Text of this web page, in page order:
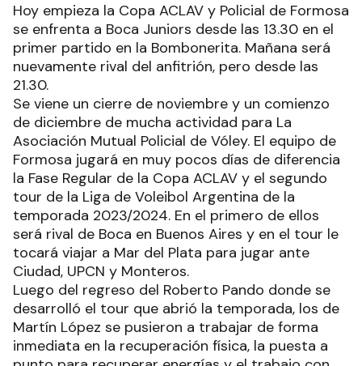
Hoy empieza la Copa ACLAV y Policial de Formosa
se enfrenta a Boca Juniors desde las 13.30 en el
primer partido en la Bombonerita. Mañana será
nuevamente rival del anfitrión, pero desde las
21.30.
Se viene un cierre de noviembre y un comienzo
de diciembre de mucha actividad para La
Asociación Mutual Policial de Vóley. El equipo de
Formosa jugará en muy pocos días de diferencia
la Fase Regular de la Copa ACLAV y el segundo
tour de la Liga de Voleibol Argentina de la
temporada 2023/2024. En el primero de ellos
será rival de Boca en Buenos Aires y en el tour le
tocará viajar a Mar del Plata para jugar ante
Ciudad, UPCN y Monteros.
Luego del regreso del Roberto Pando donde se
desarrolló el tour que abrió la temporada, los de
Martín López se pusieron a trabajar de forma
inmediata en la recuperación física, la puesta a